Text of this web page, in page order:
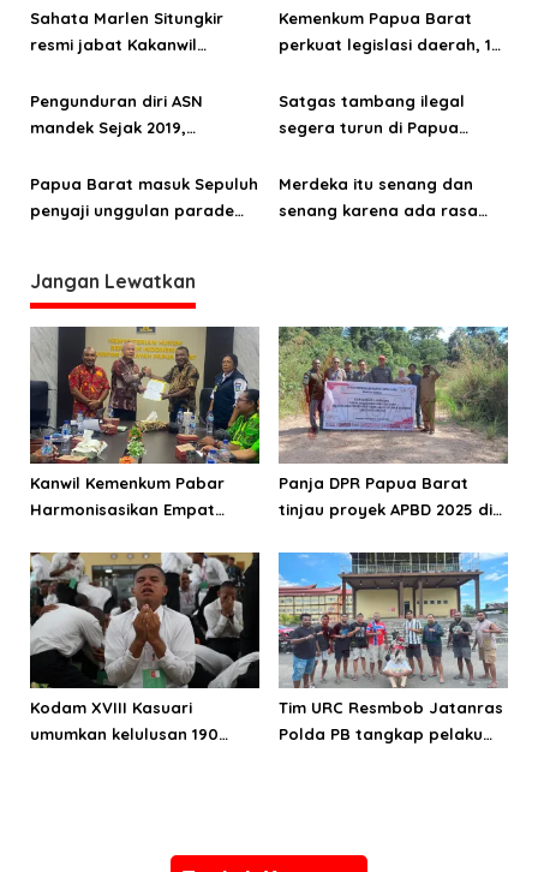
o
s
subsidi
predikat WBK
Sahata Marlen Situngkir
resmi jabat Kakanwil
Kemenkum Papua Barat
perkuat legislasi daerah, 123
diharmonisasi sepanjang
2025
Pengunduran diri ASN
mandek Sejak 2019,
tegur keras Dinas PUPR
Satgas tambang ilegal
segera turun di Papua
akan pimpin langsung
Papua Barat masuk Sepuluh
penyaji unggulan parade
Merdeka itu senang dan
senang karena ada rasa
Jangan Lewatkan
Kanwil Kemenkum Pabar
Harmonisasikan Empat
Wondama
Panja DPR Papua Barat
tinjau proyek APBD 2025 di
Bintuni
Kodam XVIII Kasuari
umumkan kelulusan 190
Tim URC Resmbob Jatanras
Polda PB tangkap pelaku